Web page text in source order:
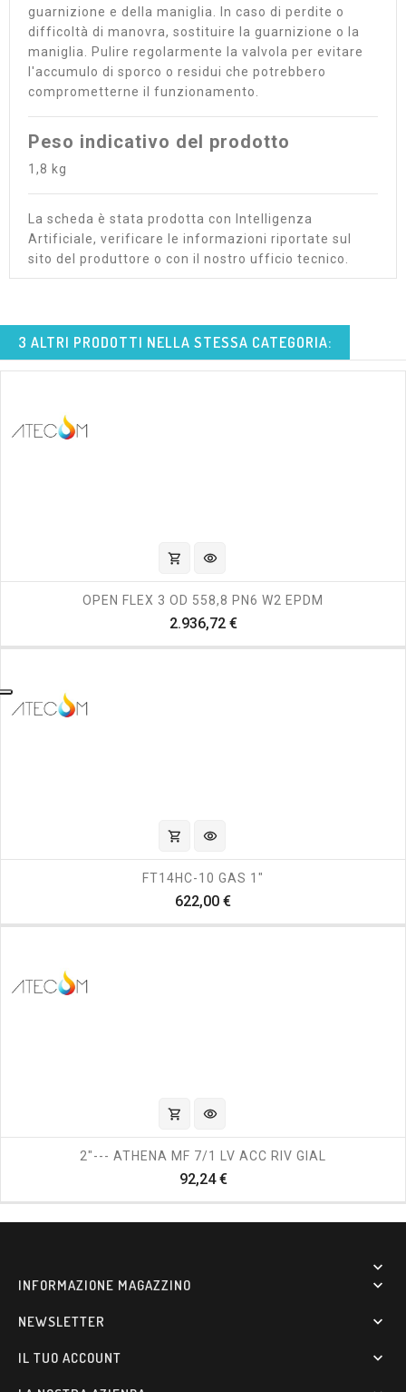
guarnizione e della maniglia. In caso di perdite o
difficoltà di manovra, sostituire la guarnizione o la
maniglia. Pulire regolarmente la valvola per evitare
l'accumulo di sporco o residui che potrebbero
comprometterne il funzionamento.
Peso indicativo del prodotto
1,8 kg
La scheda è stata prodotta con Intelligenza
Artificiale, verificare le informazioni riportate sul
sito del produttore o con il nostro ufficio tecnico.
3 ALTRI PRODOTTI NELLA STESSA CATEGORIA:
shopping_cart visibility
OPEN FLEX 3 OD 558,8 PN6 W2 EPDM
2.936,72 €Prezzo
shopping_cart visibility
FT14HC-10 GAS 1"
622,00 €Prezzo
shopping_cart visibility
2"--- ATHENA MF 7/1 LV ACC RIV GIAL
92,24 €Prezzo

INFORMAZIONE MAGAZZINO 
NEWSLETTER 
IL TUO ACCOUNT 